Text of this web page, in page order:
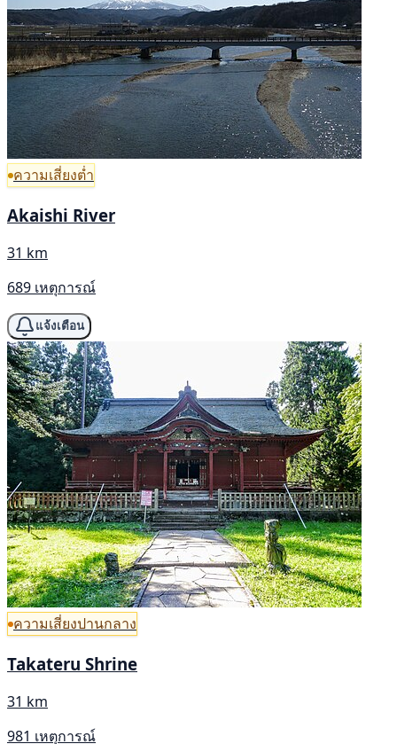
ความเสี่ยงต่ำ
Akaishi River
31 km
689 เหตุการณ์
แจ้งเตือน
ความเสี่ยงปานกลาง
Takateru Shrine
31 km
981 เหตุการณ์